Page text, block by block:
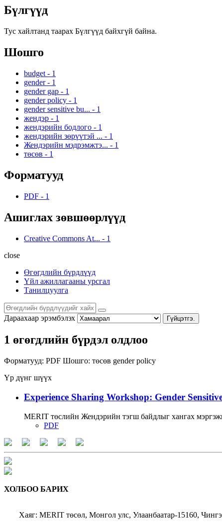
Бүлгүүд
Тус хайлтанд таарах Бүлгүүд байхгүй байна.
Шошго
budget - 1
gender - 1
gender gap - 1
gender policy - 1
gender sensitive bu... - 1
жендэр - 1
жендэрийн бодлого - 1
жендэрийн зөрүүтэй ... - 1
Жендэрийн мэдрэмжтэ... - 1
төсөв - 1
Форматууд
PDF - 1
Ашиглах зөвшөөрлүүд
Creative Commons At... - 1
close
Өгөгдлийн бүрдлүүд
Үйл ажиллагааны урсгал
Танилцуулга
Дараахаар эрэмбэлэх Гүйцэтгэ.
1 өгөгдлийн бүрдэл олдлоо
Форматууд: PDF Шошго: төсөв gender policy
Үр дүнг шүүх
Experience Sharing Workshop: Gender
MERIT төслийн Жендэрийн тэгш байдлыг хангах
PDF
ХОЛБОО БАРИХ
Хаяг: MERIT төсөл, Монгол улс, Улаанбаатар-15160,